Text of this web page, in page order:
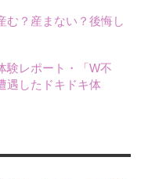
む？産まない？後悔し
験レポート・「W不
したドキドキ体